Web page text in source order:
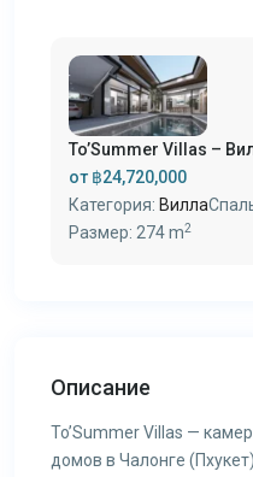
To’Summer Villas –
от ฿24,720,000
Категория: Вилла
Размер: 274 m2
Описание
To’Summer Villas —
домов в Чалонге